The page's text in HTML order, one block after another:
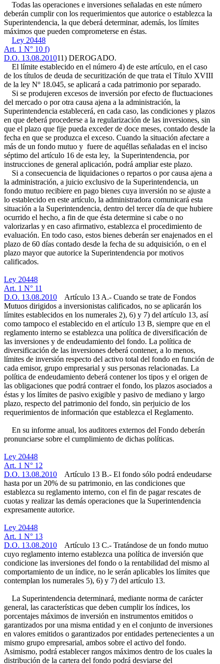
Todas las operaciones e inversiones señaladas en este número
deberán cumplir con los requerimientos que autorice o establezca la
Superintendencia, la que deberá determinar, además, los límites
máximos que pueden comprometerse en éstas.
Ley 20448
Art. 1 N° 10 f)
D.O. 13.08.201011) DEROGADO.
El límite establecido en el número 4) de este artículo, en el caso
de los títulos de deuda de securitización de que trata el Título XVIII
de la ley Nº 18.045, se aplicará a cada patrimonio por separado.
Si se produjeren excesos de inversión por efecto de fluctuaciones
del mercado o por otra causa ajena a la administración, la
Superintendencia establecerá, en cada caso, las condiciones y plazos
en que deberá procederse a la regularización de las inversiones, sin
que el plazo que fije pueda exceder de doce meses, contado desde la
fecha en que se produzca el exceso. Cuando la situación afectare a
más de un fondo mutuo y fuere de aquéllas señaladas en el inciso
séptimo del artículo 16 de esta ley, la Superintendencia, por
instrucciones de general aplicación, podrá ampliar este plazo.
Si a consecuencia de liquidaciones o repartos o por causa ajena a
la administración, a juicio exclusivo de la Superintendencia, un
fondo mutuo recibiere en pago bienes cuya inversión no se ajuste a
lo establecido en este artículo, la administradora comunicará esta
situación a la Superintendencia, dentro del tercer día de que hubiere
ocurrido el hecho, a fin de que ésta determine si cabe o no
valorizarlas y en caso afirmativo, establezca el procedimiento de
evaluación. En todo caso, estos bienes deberán ser enajenados en el
plazo de 60 días contado desde la fecha de su adquisición, o en el
plazo mayor que autorice la Superintendencia por motivos
calificados.
Ley 20448
Art. 1 N° 11
D.O. 13.08.2010 Artículo 13 A.- Cuando se trate de Fondos
Mutuos dirigidos a inversionistas calificados, no se aplicarán los
límites establecidos en los numerales 2), 6) y 7) del artículo 13, así
como tampoco el establecido en el artículo 13 B, siempre que en el
reglamento interno se establezca una política de diversificación de
las inversiones y de endeudamiento del fondo. La política de
diversificación de las inversiones deberá contener, a lo menos,
límites de inversión respecto del activo total del fondo en función de
cada emisor, grupo empresarial y sus personas relacionadas. La
política de endeudamiento deberá contener los tipos y el origen de
las obligaciones que podrá contraer el fondo, los plazos asociados a
éstas y los límites de pasivo exigible y pasivo de mediano y largo
plazo, respecto del patrimonio del fondo, sin perjuicio de los
requerimientos de información que establezca el Reglamento.
En su informe anual, los auditores externos del Fondo deberán
pronunciarse sobre el cumplimiento de dichas políticas.
Ley 20448
Art. 1 N° 12
D.O. 13.08.2010 Artículo 13 B.- El fondo sólo podrá endeudarse
hasta por un 20% de su patrimonio, en las condiciones que
establezca su reglamento interno, con el fin de pagar rescates de
cuotas y realizar las demás operaciones que la Superintendencia
expresamente autorice.
Ley 20448
Art. 1 N° 13
D.O. 13.08.2010 Artículo 13 C.- Tratándose de un fondo mutuo
cuyo reglamento interno establezca una política de inversión que
condicione las inversiones del fondo o la rentabilidad del mismo al
comportamiento de un índice, no le serán aplicables los límites que
contemplan los numerales 5), 6) y 7) del artículo 13.
La Superintendencia determinará, mediante norma de carácter
general, las características que deben cumplir los índices, los
porcentajes máximos de inversión en instrumentos emitidos o
garantizados por una misma entidad y en el conjunto de inversiones
en valores emitidos o garantizados por entidades pertenecientes a un
mismo grupo empresarial, ambos sobre el activo del fondo.
Asimismo, podrá establecer rangos máximos dentro de los cuales la
distribución de la cartera del fondo podrá desviarse del